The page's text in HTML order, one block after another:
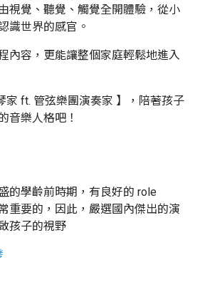
視覺、聽覺、觸覺全開體驗， 從小
識世界的感官。
內容， 更能讓整個家庭輕鬆地進入
家 ft. 管弦樂團演奏家 】， 陪著孩子
音樂人格吧！
的學齡前時期，有良好的 role
重要的，因此，嚴選國內傑出的演
孩子的視野